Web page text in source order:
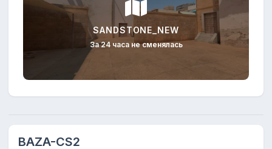
SANDSTONE_NEW
За 24 часа не сменялась
BAZA-CS2